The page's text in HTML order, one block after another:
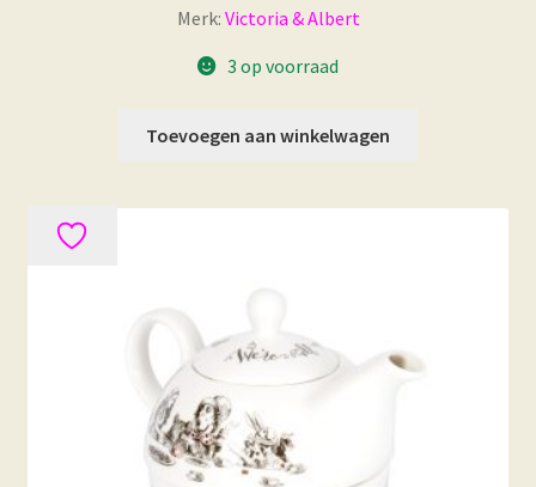
Merk: Victoria & Albert
3 op voorraad
Toevoegen aan winkelwagen